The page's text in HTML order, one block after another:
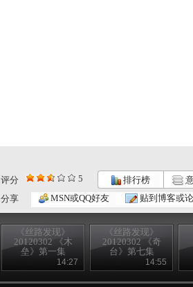
评分 5 排行榜
分享
MSN或QQ好友 贴到博客或
《丝路发现》
20120302 《木
垒》第一集
14:27
《丝路发现》
20120302 《奇
台》第七集
14:55